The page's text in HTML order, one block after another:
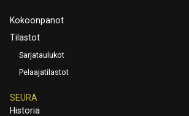
Kokoonpanot
Tilastot
Sarjataulukot
Pelaajatilastot
SEURA
Historia